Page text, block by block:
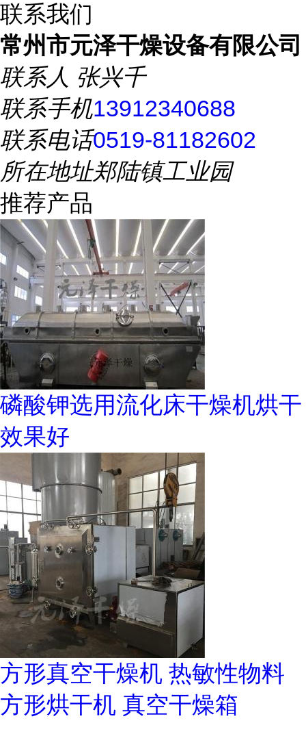
联系我们
常州市元泽干燥设备有限公司
联系人 张兴千
联系手机13912340688
联系电话0519-81182602
所在地址郑陆镇工业园
推荐产品
磷酸钾选用流化床干燥机烘干
效果好
方形真空干燥机 热敏性物料
方形烘干机 真空干燥箱